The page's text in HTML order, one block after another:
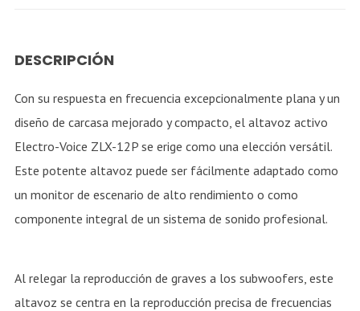
DESCRIPCIÓN
Con su respuesta en frecuencia excepcionalmente plana y un
diseño de carcasa mejorado y compacto, el altavoz activo
Electro-Voice ZLX-12P se erige como una elección versátil.
Este potente altavoz puede ser fácilmente adaptado como
un monitor de escenario de alto rendimiento o como
componente integral de un sistema de sonido profesional.
Al relegar la reproducción de graves a los subwoofers, este
altavoz se centra en la reproducción precisa de frecuencias